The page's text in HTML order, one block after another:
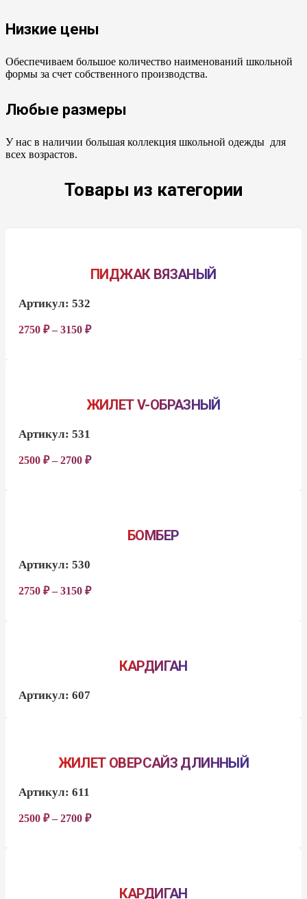
Низкие цены
Обеспечиваем большое количество наименований школьной
формы за счет собственного производства.
Любые размеры
У нас в наличии большая коллекция школьной одежды для
всех возрастов.
Товары из категории
ПИДЖАК ВЯЗАНЫЙ
Артикул:532
2750₽–3150₽
ЖИЛЕТ V-ОБРАЗНЫЙ
Артикул:531
2500₽–2700₽
БОМБЕР
Артикул:530
2750₽–3150₽
КАРДИГАН
Артикул:607
ЖИЛЕТ ОВЕРСАЙЗ ДЛИННЫЙ
Артикул:611
2500₽–2700₽
КАРДИГАН